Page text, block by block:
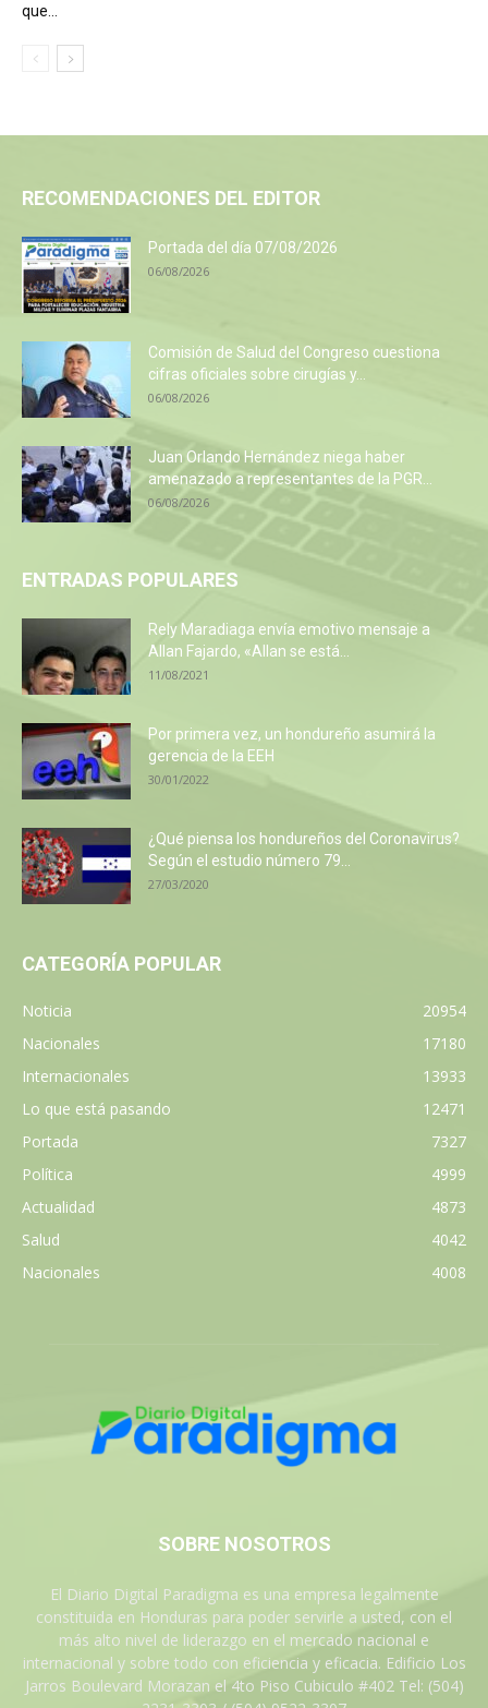
que...
RECOMENDACIONES DEL EDITOR
Portada del día 07/08/2026
06/08/2026
Comisión de Salud del Congreso cuestiona
cifras oficiales sobre cirugías y...
06/08/2026
Juan Orlando Hernández niega haber
amenazado a representantes de la PGR...
06/08/2026
ENTRADAS POPULARES
Rely Maradiaga envía emotivo mensaje a
Allan Fajardo, «Allan se está...
11/08/2021
Por primera vez, un hondureño asumirá la
gerencia de la EEH
30/01/2022
¿Qué piensa los hondureños del Coronavirus?
Según el estudio número 79...
27/03/2020
CATEGORÍA POPULAR
Noticia
20954
Nacionales
17180
Internacionales
13933
Lo que está pasando
12471
Portada
7327
Política
4999
Actualidad
4873
Salud
4042
Nacionales
4008
SOBRE NOSOTROS
El Diario Digital Paradigma es una empresa legalmente
constituida en Honduras para poder servirle a usted, con el
más alto nivel de liderazgo en el mercado nacional e
internacional y sobre todo con eficiencia y eficacia. Edificio Los
Jarros Boulevard Morazan el 4to Piso Cubiculo #402 Tel: (504)